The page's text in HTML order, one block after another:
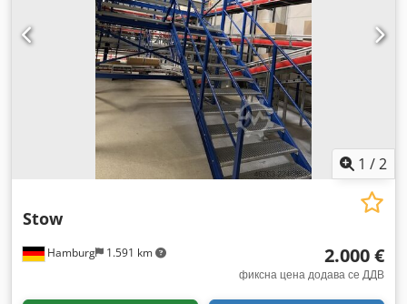
1 /2
Hamburg 1.591 km
Stow
2.000 €
фиксна цена додава се ДДВ